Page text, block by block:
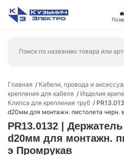
Главная Кабели, провода и
крепления для кабеля
Изделия
Клипса для крепления труб
d20мм для монтажн. пистолета черн.
PR13.0132 |
d20мм для монтажн.
э Промрукав